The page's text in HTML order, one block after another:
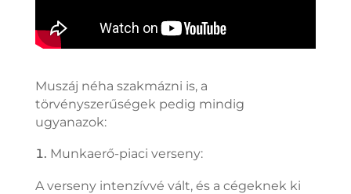
Muszáj néha szakmázni is, a
törvényszerűségek pedig mindig
ugyanazok:
Munkaerő-piaci verseny:
A verseny intenzívvé vált, és a cégeknek ki